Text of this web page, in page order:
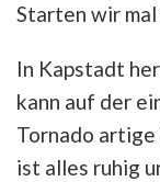
Starten wir
In Kapstadt
kann auf der
Tornado artige
ist alles ruhig